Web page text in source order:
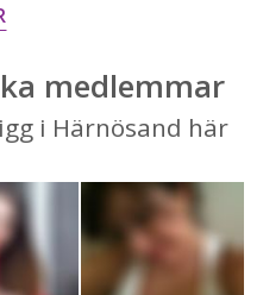
medlemmar
i Härnösand här